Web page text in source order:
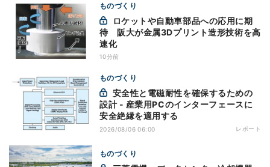
ものづくり
待 阪大が金属3Dプリント造形技術を高
速化
10分前
ものづくり
設計 - 産業用PCのインターフェースに
安全絶縁を適用する
2026/08/06 06:00 レポート
ものづくり